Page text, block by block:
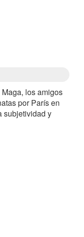
los amigos
por París en
subjetividad y